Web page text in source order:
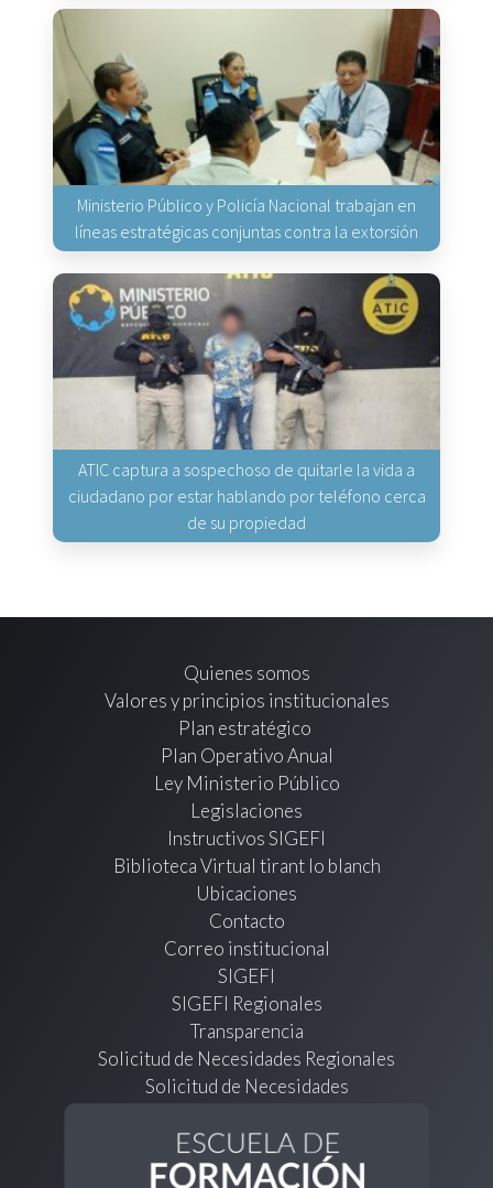
Ministerio Público y Policía Nacional trabajan en
líneas estratégicas conjuntas contra la extorsión
ATIC captura a sospechoso de quitarle la vida a
ciudadano por estar hablando por teléfono cerca
de su propiedad
Quienes somos
Valores y principios institucionales
Plan estratégico
Plan Operativo Anual
Ley Ministerio Público
Legislaciones
Instructivos SIGEFI
Biblioteca Virtual tirant lo blanch
Ubicaciones
Contacto
Correo institucional
SIGEFI
SIGEFI Regionales
Transparencia
Solicitud de Necesidades Regionales
Solicitud de Necesidades